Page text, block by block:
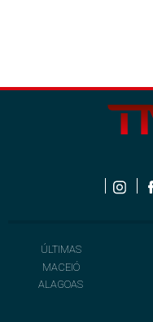
ÚLTIMAS
MACEIÓ
ALAGOAS